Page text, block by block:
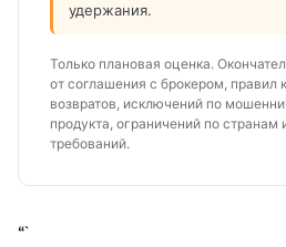
удержания.
Только плановая оценка.
от соглашения с брокером, правил
возвратов, исключений по
продукта, ограничений по странам
требований.
“`